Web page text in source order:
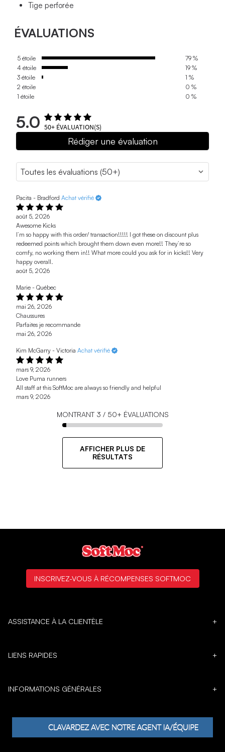
Tige perforée
ÉVALUATIONS
5 étoile
79 %
4 étoile
19 %
3 étoile
1 %
2 étoile
0 %
1 étoile
0 %
5.0 50+ ÉVALUATION(S)
Rédiger une évaluation
Pacita - Bradford Achat vérifié
août 5, 2026
Awesome Kicks
I’m so happy with this order/ transaction!!!!! I got these on discount plus
redeemed points which brought them down even more!! They’re so
comfy, no working them in!! What more could you ask for in kicks!! Very
happy overall.
août 5, 2026
Marie - Québec
mai 26, 2026
Chaussures
Parfaites je recommande
mai 26, 2026
Kim McGarry - Victoria Achat vérifié
mars 9, 2026
Love Puma runners
All staff at this SoftMoc are always so friendly and helpful
mars 9, 2026
MONTRANT 3 / 50+ ÉVALUATIONS
AFFICHER PLUS DE
RÉSULTATS
ASSISTANCE À LA CLIENTÈLE +
LIENS RAPIDES +
INFORMATIONS GÉNÉRALES +
INSCRIVEZ-VOUS À RÉCOMPENSES SOFTMOC